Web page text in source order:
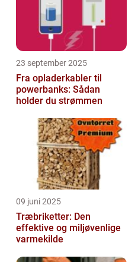
23 september 2025
Fra opladerkabler til
powerbanks: Sådan
holder du strømmen
09 juni 2025
Træbriketter: Den
effektive og miljøvenlige
varmekilde